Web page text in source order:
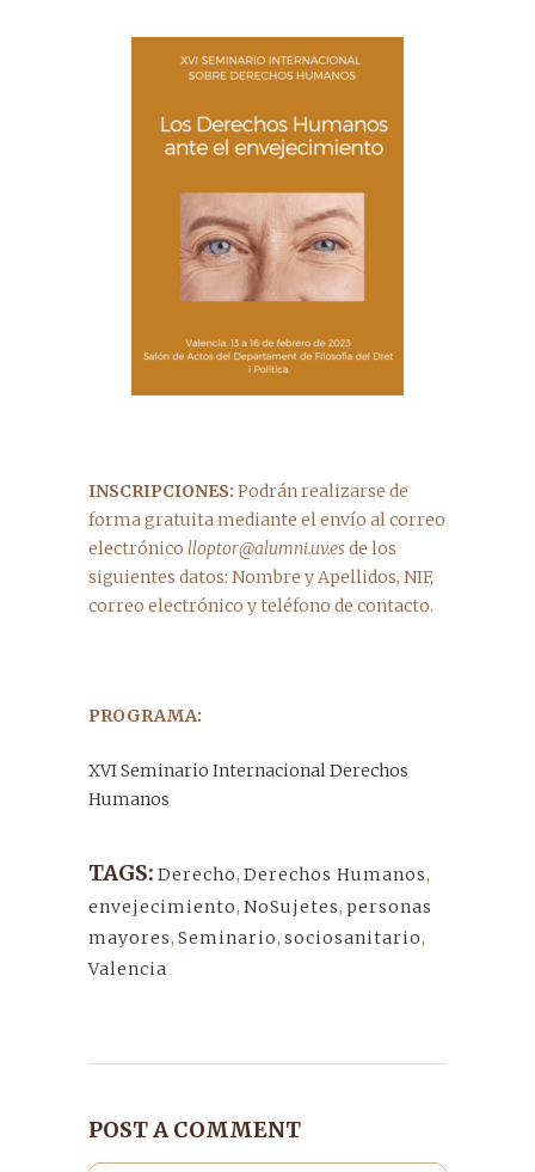
INSCRIPCIONES: Podrán realizarse de
forma gratuita mediante el envío al correo
electrónico lloptor@alumni.uv.esde los
siguientes datos: Nombre y Apellidos, NIF,
correo electrónico y teléfono de contacto.
PROGRAMA:
XVI Seminario Internacional Derechos
Humanos
TAGS: Derecho, Derechos Humanos,
envejecimiento, NoSujetes, personas
mayores, Seminario, sociosanitario,
Valencia
POST A COMMENT